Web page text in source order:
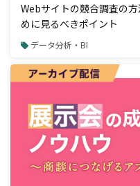
Webサイトの競合調査の
めに見るべきポイント
データ分析・BI